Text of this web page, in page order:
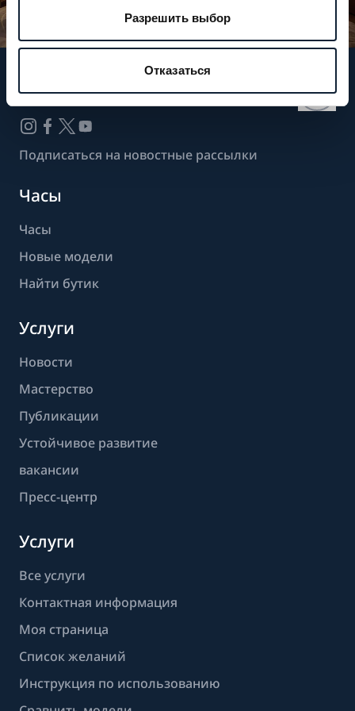
Разрешить выбор
Отказаться
Подписаться на новостные рассылки
Часы
Часы
Новые модели
Найти бутик
Услуги
Новости
Мастерство
Публикации
Устойчивое развитие
вакансии
Пресс-центр
Услуги
Все услуги
Контактная информация
Моя страница
Список желаний
Инструкция по использованию